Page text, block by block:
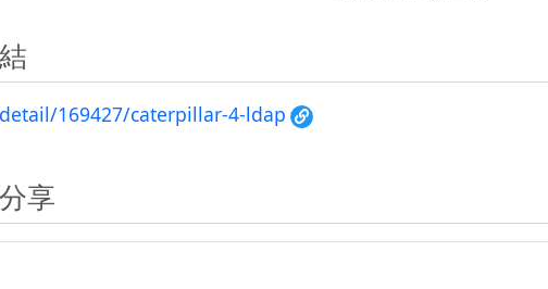
169427/caterpillar-4-ldap
享